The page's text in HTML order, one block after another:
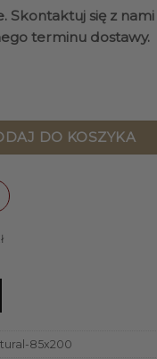
Skontaktuj się z
terminu dostawy.
Natural beżowy,
DO KOSZYKA
85x200